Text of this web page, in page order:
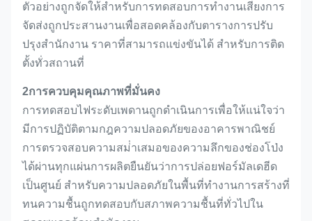
ตัวอย่างถูกจัดให้สําหรับการทดสอบการทํางานเสียงการ
จัดส่งถูกประสานงานเพื่อสอดคล้องกับตารางการปรับ
ปรุงสํานักงาน ราคาที่สามารถแข่งขันได้ สําหรับการติด
ตั้งทั่วสถานที่
2การควบคุมคุณภาพที่มั่นคง
การทดสอบไฟระดับเพดานถูกดําเนินการเพื่อให้แน่ใจว่า
มีการปฏิบัติตามกฎความปลอดภัยของอาคารพาณิชย์
การตรวจสอบความสม่ําเสมอของความลึกของช่องโป่ง
ได้ผ่านทุกแผ่นการผลิตยืนยันว่าการปล่อยฟอร์มัลเดฮีด
เป็นศูนย์ สําหรับความปลอดภัยในพื้นที่ทํางานการสร้างที่
ทนความชื้นถูกทดสอบกับสภาพความชื้นที่ทั่วไปใน